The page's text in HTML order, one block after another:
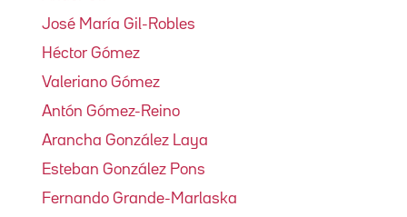
José María Gil-Robles
Héctor Gómez
Valeriano Gómez
Antón Gómez-Reino
Arancha González Laya
Esteban González Pons
Fernando Grande-Marlaska